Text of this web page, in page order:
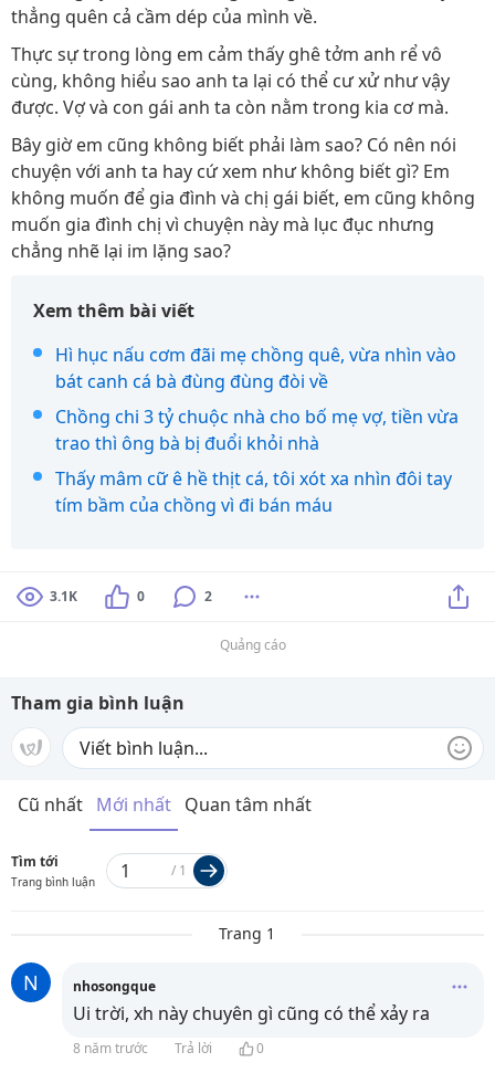
thẳng quên cả cầm dép của mình về.
Thực sự trong lòng em cảm thấy ghê tởm anh rể vô
cùng, không hiểu sao anh ta lại có thể cư xử như vậy
được. Vợ và con gái anh ta còn nằm trong kia cơ mà.
Bây giờ em cũng không biết phải làm sao? Có nên nói
chuyện với anh ta hay cứ xem như không biết gì? Em
không muốn để gia đình và chị gái biết, em cũng không
muốn gia đình chị vì chuyện này mà lục đục nhưng
chẳng nhẽ lại im lặng sao?
Xem thêm bài viết
Hì hục nấu cơm đãi mẹ chồng quê, vừa nhìn vào
bát canh cá bà đùng đùng đòi về
Chồng chi 3 tỷ chuộc nhà cho bố mẹ vợ, tiền vừa
trao thì ông bà bị đuổi khỏi nhà
Thấy mâm cữ ê hề thịt cá, tôi xót xa nhìn đôi tay
tím bầm của chồng vì đi bán máu
3.1K 0 2
Quảng cáo
Tham gia bình luận
Cũ nhất Mới nhất Quan tâm nhất
Tìm tới
Trang bình luận
/ 1
Trang 1
N nhosongque
Ui trời, xh này chuyên gì cũng có thể xảy ra
8 năm trước Trả lời 0